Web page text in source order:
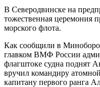
В Северодвинске на
тожественная церемония
морского флота.
Как сообщили в
главком ВМФ России
флагштоке судна поднят
вручил командиру
капитану первого ранга